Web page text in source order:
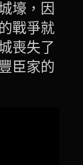
壕，因
戰爭就
喪失了
臣家的